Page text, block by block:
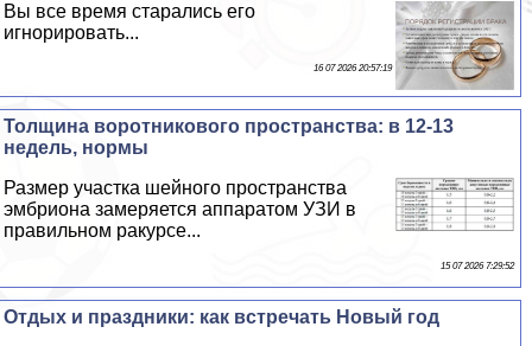
Вы все время старались его
игнорировать...
16 07 2026 20:57:19
Толщина воротникового прострaнcтва: в 12-13
недель, нормы
Размер участка шейного прострaнcтва
эмбриона замеряется аппаратом УЗИ в
правильном paкурсе...
15 07 2026 7:29:52
Отдых и праздники: как встречать Новый год